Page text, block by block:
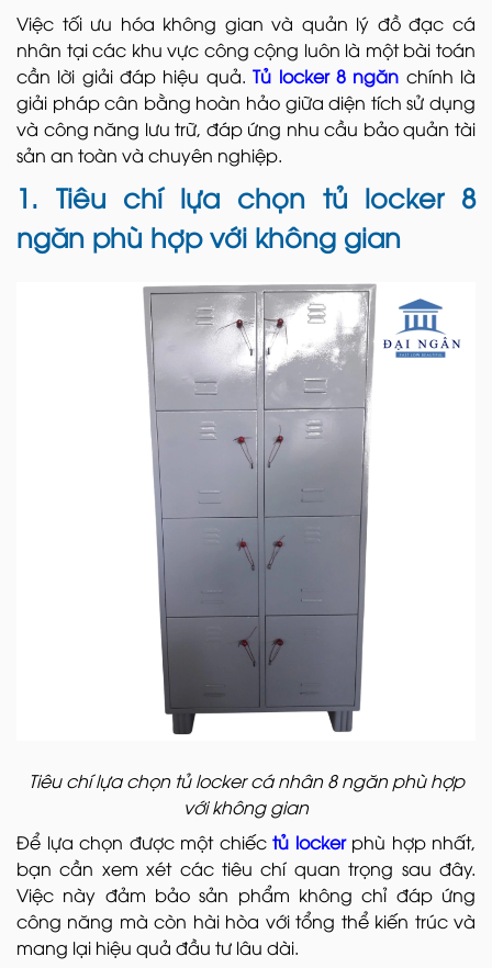
Việc tối ưu hóa không gian và quản lý đồ đạc cá
nhân tại các khu vực công cộng luôn là một bài toán
cần lời giải đáp hiệu quả.Tủ locker 8 ngăn chính là
giải pháp cân bằng hoàn hảo giữa diện tích sử dụng
và công năng lưu trữ, đáp ứng nhu cầu bảo quản tài
sản an toàn và chuyên nghiệp.
1. Tiêu chí lựa chọn tủ locker 8
ngăn phù hợp với không gian
Tiêu chí lựa chọn tủ locker cá nhân 8 ngăn phù hợp
với không gian
Để lựa chọn được một chiếc tủ locker phù hợp nhất,
bạn cần xem xét các tiêu chí quan trọng sau đây.
Việc này đảm bảo sản phẩm không chỉ đáp ứng
công năng mà còn hài hòa với tổng thể kiến trúc và
mang lại hiệu quả đầu tư lâu dài.